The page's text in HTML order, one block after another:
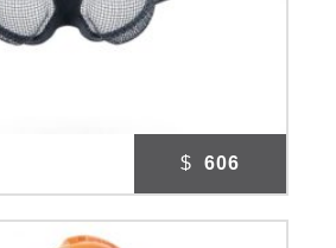
$ 606